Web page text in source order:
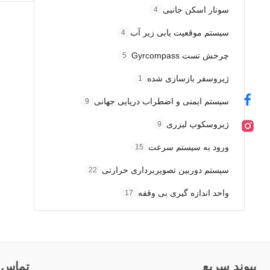
سونار اسکن جانبی 4
سیستم موقعیت یابی زیر آب 4
چرخش تست Gyrcompass 5
ژیروسفر بازسازی شده 1
سیستم ایمنی و اضطراب دریایی جهانی 9
ژیروسکوپ لیزری 9
ورود به سیستم سرعت 15
سیستم دوربین تصویربرداری حرارتی 22
واحد اندازه گیری بی وقفه 17
پيوند سريع